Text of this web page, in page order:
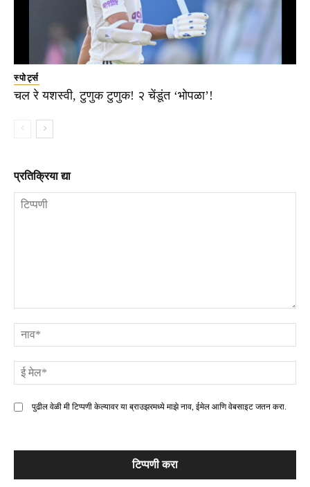
स्पोर्ट्स
चल रे यशस्वी, टुणुक टुणुक! २ चेंडूंत ‘भोपळा’!
प्रतिक्रिया द्या
पुढील वेळी मी टिप्पणी केल्यावर या ब्राउझरमध्ये माझे नाव, ईमेल आणि वेबसाइट जतन करा.